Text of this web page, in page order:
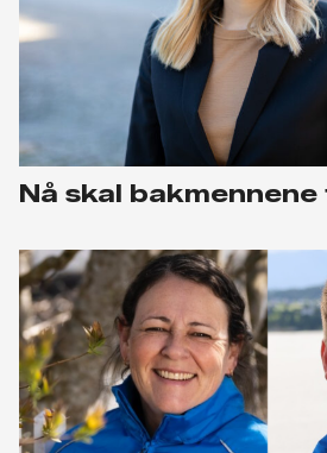
Nå skal bakmennene